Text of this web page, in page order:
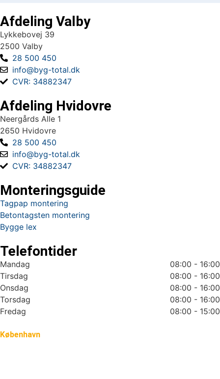
Afdeling Valby
Lykkebovej 39
2500 Valby
28 500 450
info@byg-total.dk
CVR: 34882347
Afdeling Hvidovre
Neergårds Alle 1
2650 Hvidovre
28 500 450
info@byg-total.dk
CVR: 34882347
Monteringsguide
Tagpap montering
Betontagsten montering
Bygge lex
Telefontider
Mandag
08:00 - 16:00
Tirsdag
08:00 - 16:00
Onsdag
08:00 - 16:00
Torsdag
08:00 - 16:00
Fredag
08:00 - 15:00
København